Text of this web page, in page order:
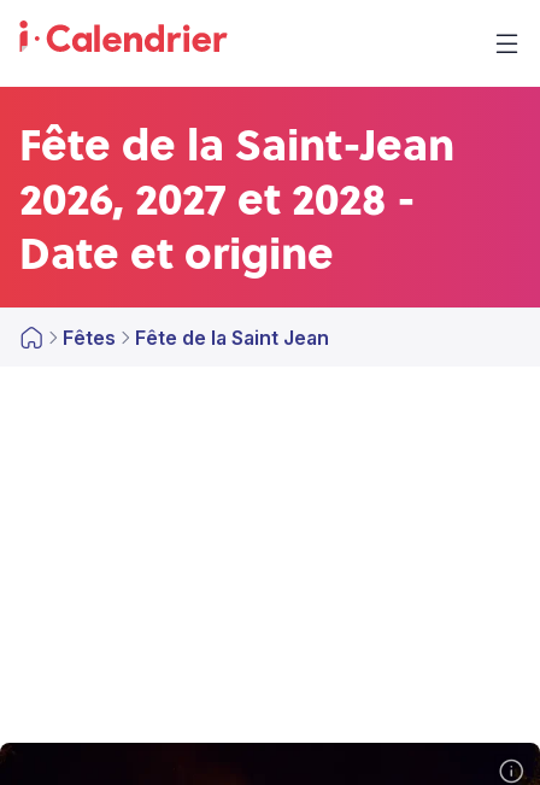
Fête de la Saint-Jean
2026, 2027 et 2028 -
Date et origine
Fêtes Fête de la Saint Jean